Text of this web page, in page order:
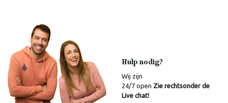
Hulp nodig?
Wij zijn
24/7 open Zie rechtsonder de
Live chat!